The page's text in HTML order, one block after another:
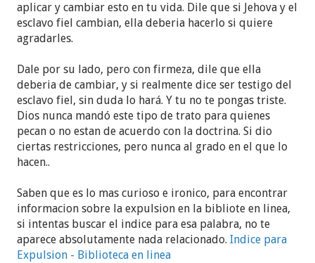
aplicar y cambiar esto en tu vida. Dile que si Jehova y el
esclavo fiel cambian, ella deberia hacerlo si quiere
agradarles.
Dale por su lado, pero con firmeza, dile que ella
deberia de cambiar, y si realmente dice ser testigo del
esclavo fiel, sin duda lo hará. Y tu no te pongas triste.
Dios nunca mandó este tipo de trato para quienes
pecan o no estan de acuerdo con la doctrina. Si dio
ciertas restricciones, pero nunca al grado en el que lo
hacen..
Saben que es lo mas curioso e ironico, para encontrar
informacion sobre la expulsion en la bibliote en linea,
si intentas buscar el indice para esa palabra, no te
aparece absolutamente nada relacionado.Indice para
Expulsion - Biblioteca en linea